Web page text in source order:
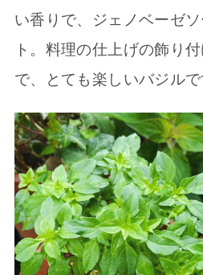
い香りで、ジェノベーゼ
ト。料理の仕上げの飾り
で、とても楽しいバジルで